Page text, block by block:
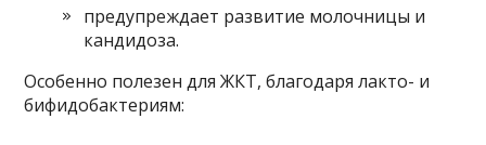
предупреждает развитие молочницы и
кандидоза.
Особенно полезен для ЖКТ, благодаря лакто- и
бифидобактериям: